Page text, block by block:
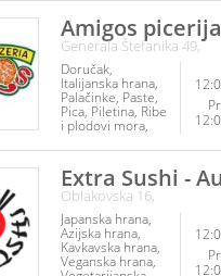
Amigos picerija
Generala Štefanika 49,
Doručak
Italijanska hrana
Palačinke Paste
Pica Piletina Ribe
i plodovi mora
Sendviči
Extra Sushi -
Oblakovska 16,
Japanska hrana
Azijska hrana
Kavkavska hrana
Veganska hrana